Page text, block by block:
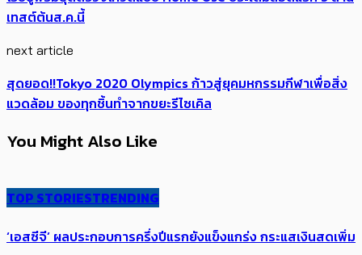
เทสต์ต้นส.ค.นี้
next article
สุดยอด!!Tokyo 2020 Olympics ก้าวสู่ยุคมหกรรมกีฬาเพื่อสิ่ง
แวดล้อม ของทุกชิ้นทำจากขยะรีไซเคิล
You Might Also Like
TOP STORIESTRENDING
‘เอสซีจี’ ผลประกอบการครึ่งปีแรกยังแข็งแกร่ง กระแสเงินสดเพิ่ม